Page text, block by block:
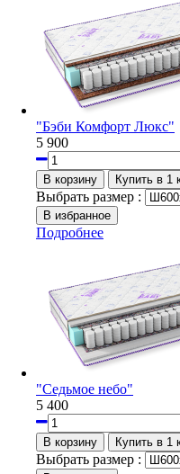
"Бэби Комфорт Люкс"
5 900
Выбрать размер :
Подробнее
"Седьмое небо"
5 400
Выбрать размер :